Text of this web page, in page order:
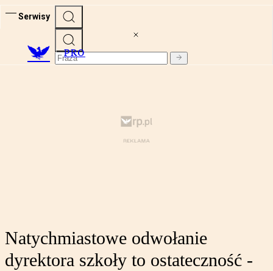
Serwisy
PRO
Natychmiastowe odwołanie
dyrektora szkoły to ostateczność -